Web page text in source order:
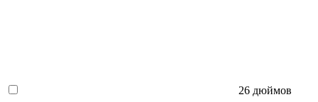
26 дюймов